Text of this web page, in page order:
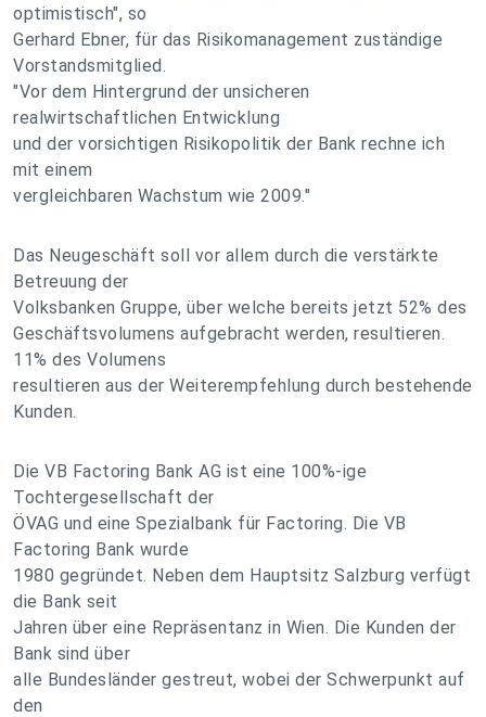
optimistisch", so
Gerhard Ebner, für das Risikomanagement zuständige
Vorstandsmitglied.
"Vor dem Hintergrund der unsicheren
realwirtschaftlichen Entwicklung
und der vorsichtigen Risikopolitik der Bank rechne ich
mit einem
vergleichbaren Wachstum wie 2009."
Das Neugeschäft soll vor allem durch die verstärkte
Betreuung der
Volksbanken Gruppe, über welche bereits jetzt 52% des
Geschäftsvolumens aufgebracht werden, resultieren.
11% des Volumens
resultieren aus der Weiterempfehlung durch bestehende
Kunden.
Die VB Factoring Bank AG ist eine 100%-ige
Tochtergesellschaft der
ÖVAG und eine Spezialbank für Factoring. Die VB
Factoring Bank wurde
1980 gegründet. Neben dem Hauptsitz Salzburg verfügt
die Bank seit
Jahren über eine Repräsentanz in Wien. Die Kunden der
Bank sind über
alle Bundesländer gestreut, wobei der Schwerpunkt auf
den